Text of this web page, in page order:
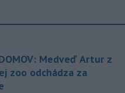
Medveď Artur z
zoo odchádza za